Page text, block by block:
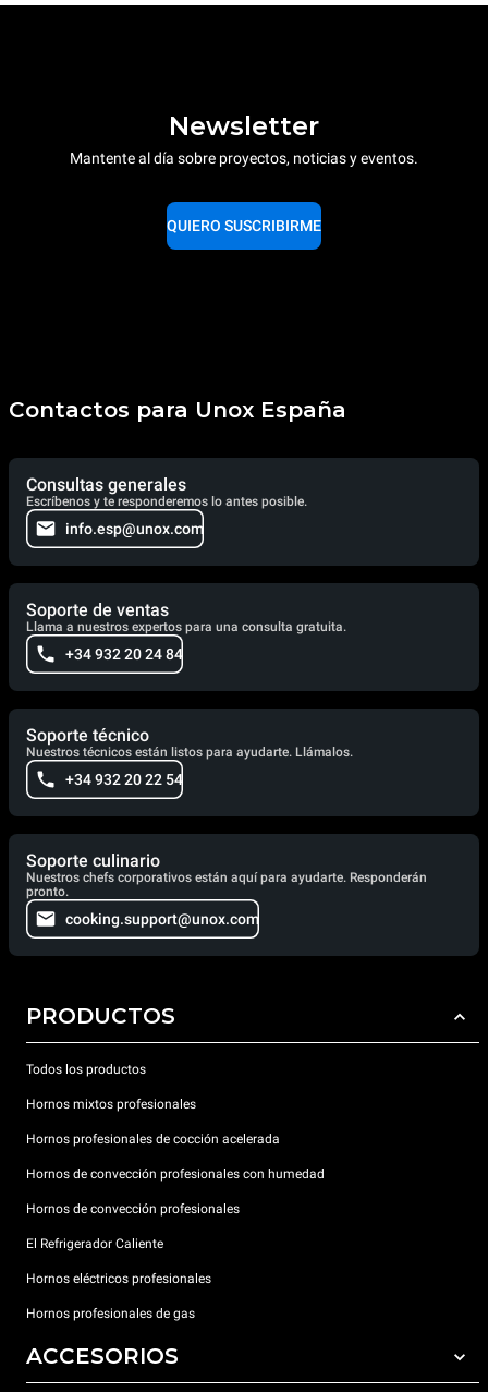
Newsletter
Mantente al día sobre proyectos, noticias y eventos.
QUIERO SUSCRIBIRME
Contactos para Unox España
Consultas generales
Escríbenos y te responderemos lo antes posible.
info.esp@unox.com
Soporte de ventas
Llama a nuestros expertos para una consulta gratuita.
+34 932 20 24 84
Soporte técnico
Nuestros técnicos están listos para ayudarte. Llámalos.
+34 932 20 22 54
Soporte culinario
Nuestros chefs corporativos están aquí para ayudarte. Responderán
pronto.
cooking.support@unox.com
PRODUCTOS
Todos los productos
Hornos mixtos profesionales
Hornos profesionales de cocción acelerada
Hornos de convección profesionales con humedad
Hornos de convección profesionales
El Refrigerador Caliente
Hornos eléctricos profesionales
Hornos profesionales de gas
ACCESORIOS